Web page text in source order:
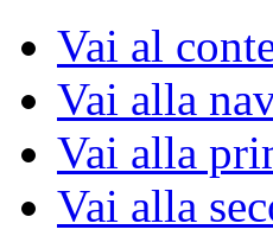
Vai al
Vai alla
Vai alla
Vai alla